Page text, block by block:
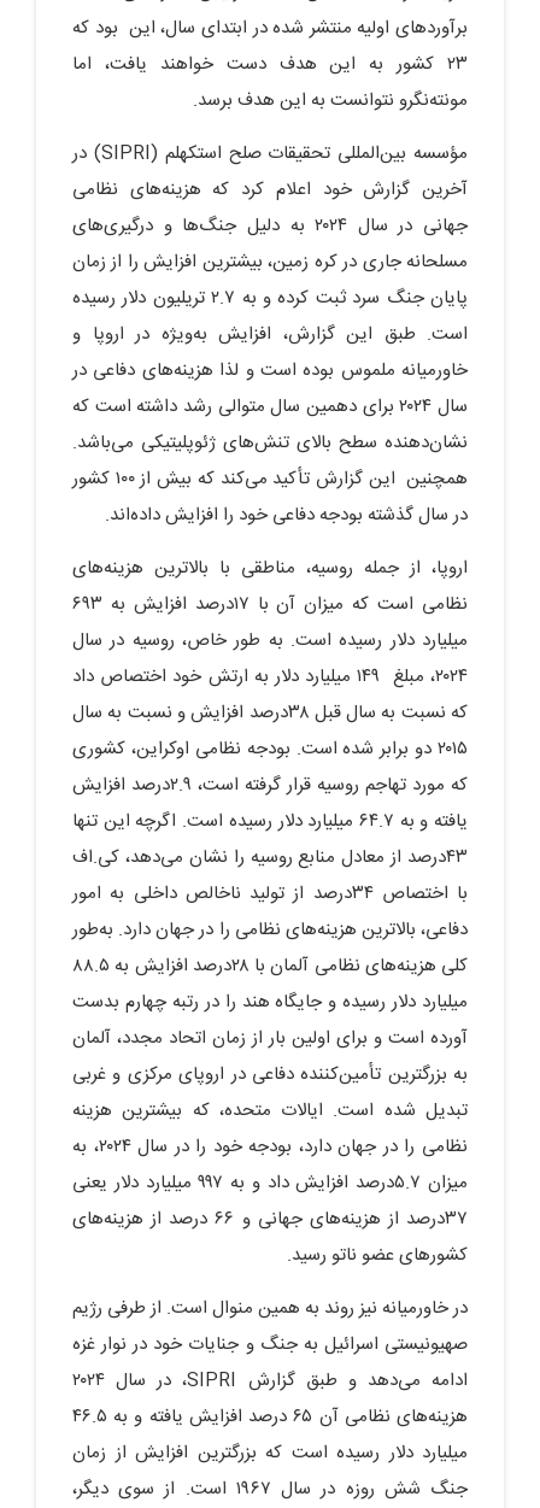
برآوردهای اولیه منتشر شده در ابتدای سال، این بود که
۲۳ کشور به این هدف دست خواهند یافت، اما
مونته‌نگرو نتوانست به این هدف برسد.
مؤسسه بین‌المللی تحقیقات صلح استکهلم (SIPRI) در
آخرین گزارش خود اعلام کرد که هزینه‌های نظامی
جهانی در سال ۲۰۲۴ به دلیل جنگ‌ها و درگیری‌های
مسلحانه جاری در کره زمین، بیشترین افزایش را از زمان
پایان جنگ سرد ثبت کرده و به ۲.۷ تریلیون دلار رسیده
است. طبق این گزارش، افزایش به‌ویژه در اروپا و
خاورمیانه ملموس بوده است و لذا هزینه‌های دفاعی در
سال ۲۰۲۴ برای دهمین سال متوالی رشد داشته است که
نشان‌دهنده سطح بالای تنش‌های ژئوپلیتیکی می‌باشد.
همچنین این گزارش تأکید می‌کند که بیش از ۱۰۰ کشور
در سال گذشته بودجه دفاعی خود را افزایش داده‌اند.
اروپا، از جمله روسیه، مناطقی با بالاترین هزینه‌های
نظامی است که میزان آن با ۱۷درصد افزایش به ۶۹۳
میلیارد دلار رسیده است. به طور خاص، روسیه در سال
۲۰۲۴، مبلغ ۱۴۹ میلیارد دلار به ارتش خود اختصاص داد
که نسبت به سال قبل ۳۸درصد افزایش و نسبت به سال
۲۰۱۵ دو برابر شده است. بودجه نظامی اوکراین، کشوری
که مورد تهاجم روسیه قرار گرفته است، ۲.۹درصد افزایش
یافته و به ۶۴.۷ میلیارد دلار رسیده است. اگرچه این تنها
۴۳درصد از معادل منابع روسیه را نشان می‌دهد، کی.‌اف
با اختصاص ۳۴درصد از تولید ناخالص داخلی به امور
دفاعی، بالاترین هزینه‌های نظامی را در جهان دارد. به‌طور
کلی هزینه‌های نظامی آلمان با ۲۸درصد افزایش به ۸۸.۵
میلیارد دلار رسیده و جایگاه هند را در رتبه چهارم بدست
آورده است و برای اولین بار از زمان اتحاد مجدد، آلمان
به بزرگترین تأمین‌کننده دفاعی در اروپای مرکزی و غربی
تبدیل شده است. ایالات متحده، که بیشترین هزینه
نظامی را در جهان دارد، بودجه خود را در سال ۲۰۲۴، به
میزان ۵.۷درصد افزایش داد و به ۹۹۷ میلیارد دلار یعنی
۳۷درصد از هزینه‌های جهانی و ۶۶ درصد از هزینه‌های
کشورهای عضو ناتو رسید.
در خاورمیانه نیز روند به همین منوال است. از طرفی رژیم
صهیونیستی اسرائیل به جنگ و جنایات خود در نوار غزه
ادامه می‌دهد و طبق گزارش SIPRI، در سال ۲۰۲۴
هزینه‌های نظامی آن ۶۵ درصد افزایش یافته و به ۴۶.۵
میلیارد دلار رسیده است که بزرگترین افزایش از زمان
جنگ شش روزه در سال ۱۹۶۷ است. از سوی دیگر،